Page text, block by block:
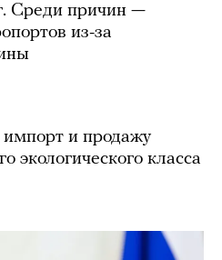
Среди причин —
из-за
и продажу
экологического класса